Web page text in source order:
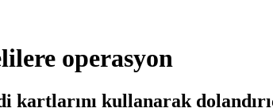
operasyon
kullanarak